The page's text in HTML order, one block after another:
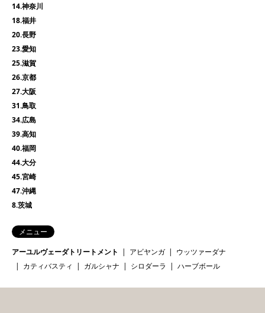
14.神奈川
18.福井
20.長野
23.愛知
25.滋賀
26.京都
27.大阪
31.鳥取
34.広島
39.高知
40.福岡
44.大分
45.宮崎
47.沖縄
8.茨城
メニュー
アーユルヴェーダトリートメント
アビヤンガ
ウッツァーダナ
カティバスティ
ガルシャナ シロダーラ ハーブボール